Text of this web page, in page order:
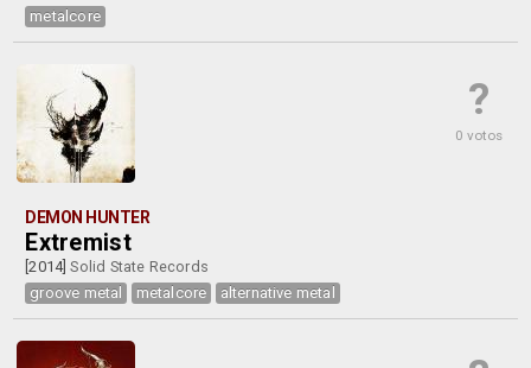
metalcore
?
0 votos
DEMON HUNTER
Extremist
[2014]Solid State Records
groove metal
metalcore alternative metal